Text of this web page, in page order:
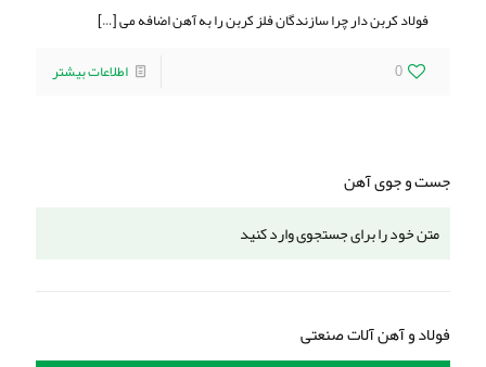
فولاد کربن دار چرا سازندگان فلز کربن را به آهن اضافه می[…]
0
اطلاعات بیشتر
جست و جوی آهن
فولاد و آهن آلات صنعتی